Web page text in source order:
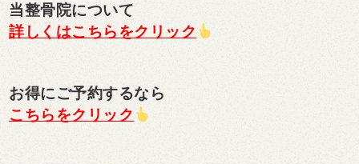
当整骨院について
詳しくはこちらをクリック
お得にご予約するなら
こちらをクリック